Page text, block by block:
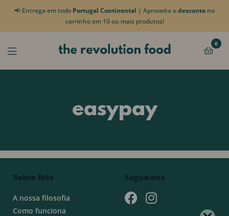
📢 Entrega em todo Portugal Continental | Aproveita odesconto no
carrinho em 10 ou mais produtos!
0
easypay
Sobre Nós
A nossa filosofia
Como funciona
Segue-nos